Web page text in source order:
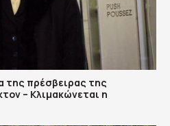
της πρέσβειρας της
– Κλιμακώνεται η